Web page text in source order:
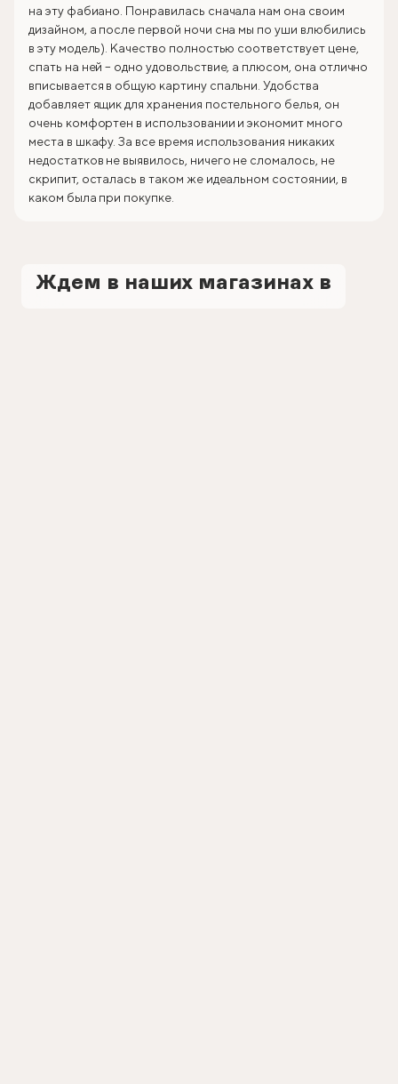
на эту фабиано. Понравилась сначала нам она своим
дизайном, а после первой ночи сна мы по уши влюбились
в эту модель). Качество полностью соответствует цене,
спать на ней – одно удовольствие, а плюсом, она отлично
вписывается в общую картину спальни. Удобства
добавляет ящик для хранения постельного белья, он
очень комфортен в использовании и экономит много
места в шкафу. За все время использования никаких
недостатков не выявилось, ничего не сломалось, не
скрипит, осталась в таком же идеальном состоянии, в
каком была при покупке.
Ждем в наших магазинах в